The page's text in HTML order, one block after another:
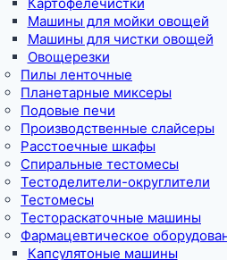
Машины для мойки овощей
Машины для чистки овощей
Овощерезки
Пилы ленточные
Планетарные миксеры
Подовые печи
Производственные слайсеры
Расстоечные шкафы
Спиральные тестомесы
Тестоделители-округлители
Тестомесы
Тестораскаточные машины
Фармацевтическое
Капсулятоные машины